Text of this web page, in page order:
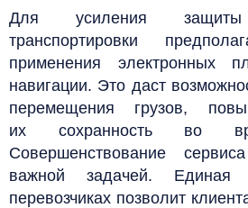
Для усиления
транспортировки
применения электронных
навигации. Это даст
перемещения грузов,
их сохранность во
Совершенствование
важной задачей.
перевозчиках позволит